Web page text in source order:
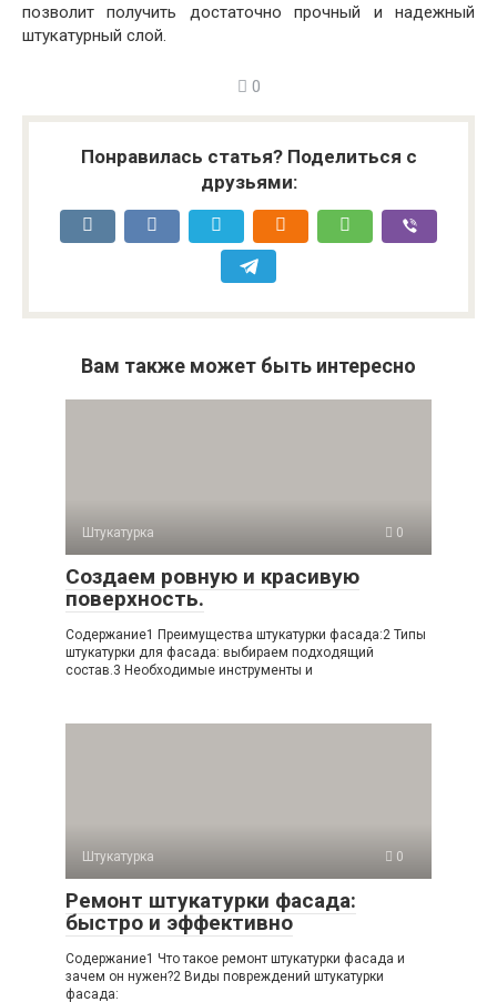
позволит получить достаточно прочный и надежный
штукатурный слой.
0
Понравилась статья? Поделиться с
друзьями:
Вам также может быть интересно
Штукатурка 0
Создаем ровную и красивую
поверхность.
Содержание1 Преимущества штукатурки фасада:2 Типы
штукатурки для фасада: выбираем подходящий
состав.3 Необходимые инструменты и
Штукатурка 0
Ремонт штукатурки фасада:
быстро и эффективно
Содержание1 Что такое ремонт штукатурки фасада и
зачем он нужен?2 Виды повреждений штукатурки
фасада: